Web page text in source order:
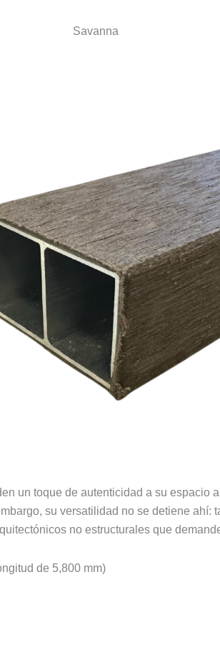
Savanna
un toque de autenticidad a su
su versatilidad no se detiene
no estructurales que
de 5,800 mm)